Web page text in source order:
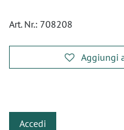
Art. Nr.: 708208
Aggiungi
Accedi